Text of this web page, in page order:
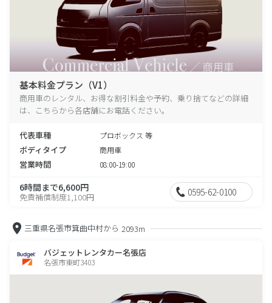
基本料金プラン（V1）
商用車のレンタル、お得な割引料金や予約、乗り捨てなどの詳細
は、こちらから各店舗にお電話ください。
代表車種 プロボックス 等
ボディタイプ 商用車
営業時間 08:00-19:00
6時間まで6,600円
免責補償制度1,100円 0595-62-0100
三重県名張市箕曲中村から 2093m
バジェットレンタカー名張店
名張市東町3403